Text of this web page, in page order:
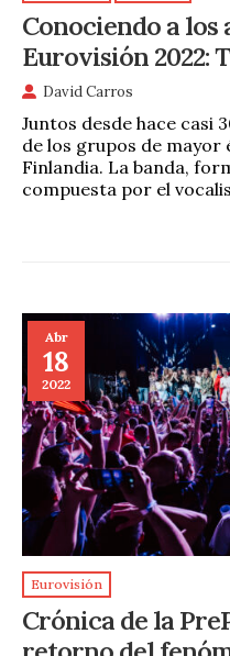
Conociendo a los
Eurovisión 2022:
David Carros
Juntos desde hace casi
de los grupos de
Finlandia. La banda,
compuesta por el
Abr
18
2022
Eurovisión
Crónica de la